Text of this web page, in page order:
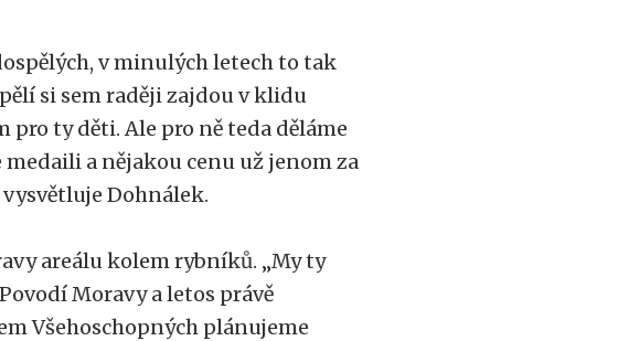
v minulých letech to tak
si sem raději zajdou v klidu
ty děti. Ale pro ně teda děláme
a nějakou cenu už jenom za
vysvětluje Dohnálek.
areálu kolem rybníků. „My ty
Moravy a letos právě
Všehoschopných plánujeme